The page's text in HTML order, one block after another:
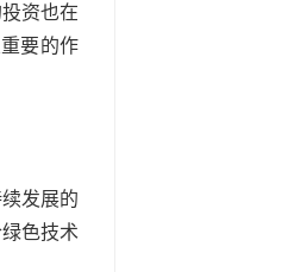
资也在
要的作
发展的
色技术